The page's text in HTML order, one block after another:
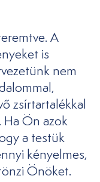
A
is
nem
zsírtartalékkal
Ha Ön azok
a testük
kényelmes,
Önöket.